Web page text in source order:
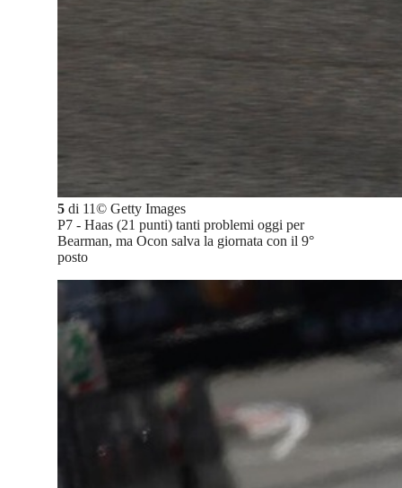
5 di 11© Getty Images
P7 - Haas (21 punti) tanti problemi oggi per
Bearman, ma Ocon salva la giornata con il 9°
posto